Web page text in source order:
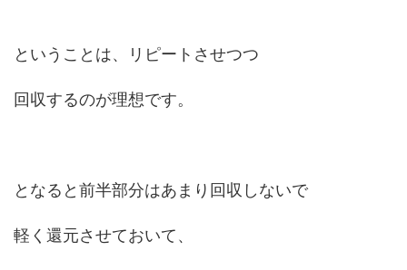
ということは、リピートさせつつ
回収するのが理想です。
となると前半部分はあまり回収しないで
軽く還元させておいて、